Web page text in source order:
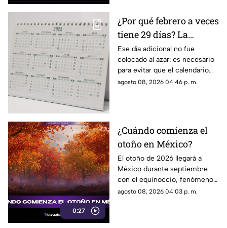
¿Por qué febrero a veces
tiene 29 días? La
curiosa razón detrás de
los años bisiestos
Ese día adicional no fue
colocado al azar: es necesario
para evitar que el calendario
pierda sincronía con las
agosto 08, 2026 04:46 p. m.
0:27
¿Cuándo comienza el
otoño en México?
El otoño de 2026 llegará a
México durante septiembre
con el equinoccio, fenómeno
astronómico que marca el
agosto 08, 2026 04:03 p. m.